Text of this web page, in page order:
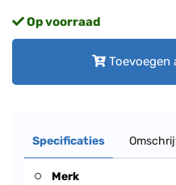
Op voorraad
Toevoegen
Specificaties
Merk